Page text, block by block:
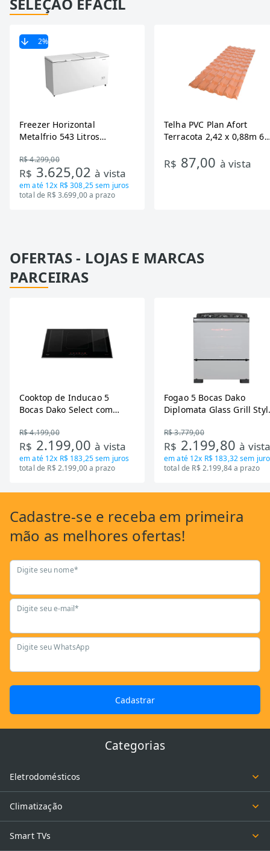
2%
Freezer Horizontal
Metalfrio 543 Litros
Tecnologia Inverter, Branco,
Bivolt
R$ 4.299,00
R$ 3.625,02à vista
em até 12x R$ 308,25sem juros
total de R$ 3.699,00 a prazo
Telha PVC Plan Afort
Terracota 2,42 x 0,88m 6
R$ 87,00 à vista
OFERTAS - LOJAS E MARCAS
PARCEIRAS
Cooktop de Inducao 5
Bocas Dako Select com
R$ 4.199,00
R$ 2.199,00à vista
em até 12x R$ 183,25sem juros
total de R$ 2.199,00 a prazo
Fogao 5 Bocas Dako
Diplomata Glass Grill
R$ 3.779,00
R$ 2.199,80à
em até 12x R$ 183,32sem
total de R$ 2.199,84 a prazo
Cadastre-se e receba em primeira
mão as melhores ofertas!
Digite seu nome*
Digite seu e-mail*
Digite seu WhatsApp
Cadastrar
Categorias
Eletrodomésticos
Climatização
Smart TVs